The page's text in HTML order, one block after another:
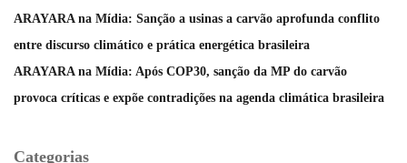
ARAYARA na Mídia: Sanção a usinas a carvão aprofunda conflito
entre discurso climático e prática energética brasileira
ARAYARA na Mídia: Após COP30, sanção da MP do carvão
provoca críticas e expõe contradições na agenda climática brasileira
Categorias